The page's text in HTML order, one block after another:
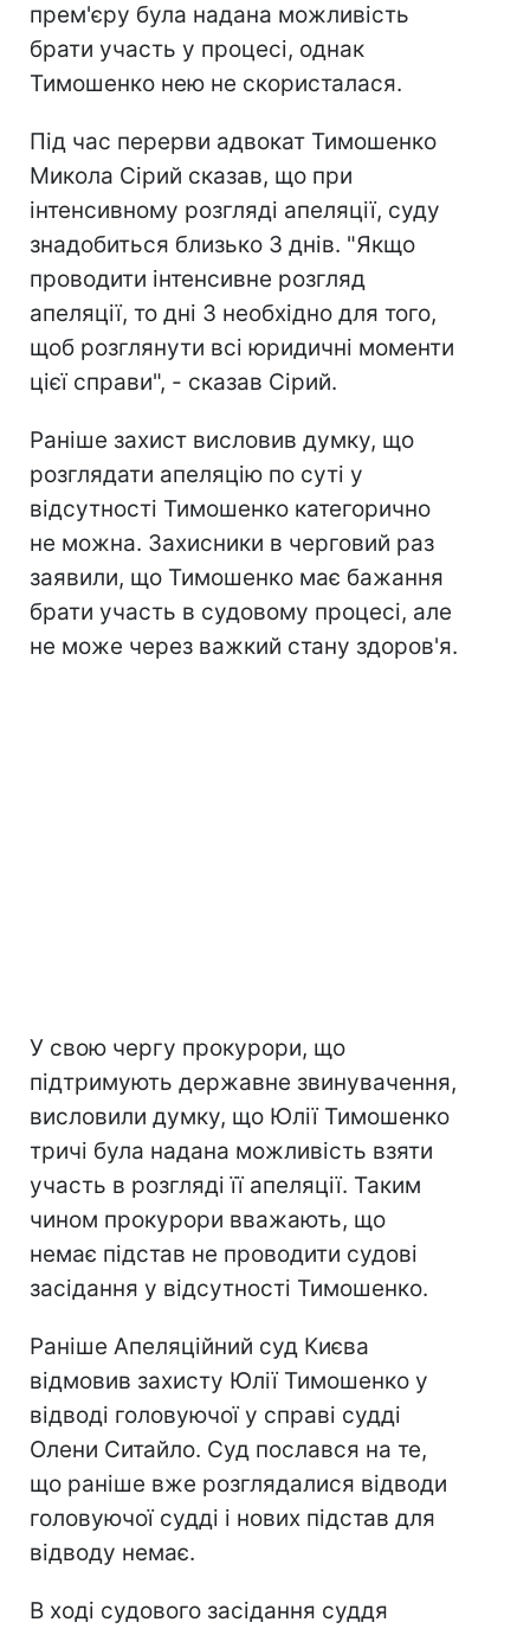
прем'єру була надана можливість
брати участь у процесі, однак
Тимошенко нею не скористалася.
Під час перерви адвокат Тимошенко
Микола Сірий сказав, що при
інтенсивному розгляді апеляції, суду
знадобиться близько 3 днів. "Якщо
проводити інтенсивне розгляд
апеляції, то дні 3 необхідно для того,
щоб розглянути всі юридичні моменти
цієї справи", - сказав Сірий.
Раніше захист висловив думку, що
розглядати апеляцію по суті у
відсутності Тимошенко категорично
не можна. Захисники в черговий раз
заявили, що Тимошенко має бажання
брати участь в судовому процесі, але
не може через важкий стану здоров'я.
У свою чергу прокурори, що
підтримують державне звинувачення,
висловили думку, що Юлії Тимошенко
тричі була надана можливість взяти
участь в розгляді її апеляції. Таким
чином прокурори вважають, що
немає підстав не проводити судові
засідання у відсутності Тимошенко.
Раніше Апеляційний суд Києва
відмовив захисту Юлії Тимошенко у
відводі головуючої у справі судді
Олени Ситайло. Суд послався на те,
що раніше вже розглядалися відводи
головуючої судді і нових підстав для
відводу немає.
В ході судового засідання суддя